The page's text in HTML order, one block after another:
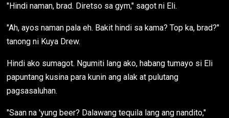
"Hindi naman, brad. Diretso sa gym," sagot ni Eli.
"Ah, ayos naman pala eh. Bakit hindi sa kama? Top ka, brad?"
tanong ni Kuya Drew.
Hindi ako sumagot. Ngumiti lang ako, habang tumayo si Eli
papuntang kusina para kunin ang alak at pulutang
pagsasaluhan.
"Saan na 'yung beer? Dalawang tequila lang ang nandito,"